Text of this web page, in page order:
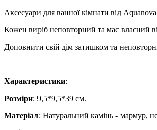
Аксесуари для ванної кімнати від
Кожен виріб неповторний та має власний
Доповнити свій дім затишком та
Характеристики:
Розміри: 9,5*9,5*39 см.
Матеріал: Натуральний камінь - мармур,